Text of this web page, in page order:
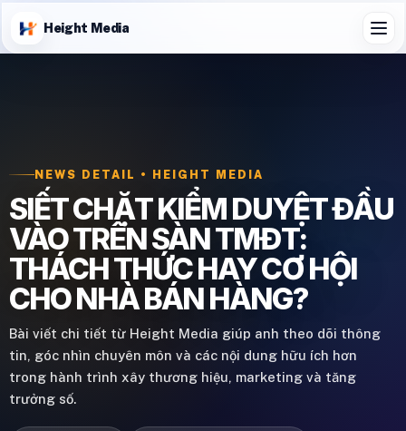
Height Media
NEWS DETAIL • HEIGHT MEDIA
SIẾT CHẶT KIỂM DUYỆT ĐẦU
VÀO TRÊN SÀN TMĐT:
THÁCH THỨC HAY CƠ HỘI
CHO NHÀ BÁN HÀNG?
Bài viết chi tiết từ Height Media giúp anh theo dõi thông
tin, góc nhìn chuyên môn và các nội dung hữu ích hơn
trong hành trình xây thương hiệu, marketing và tăng
trưởng số.